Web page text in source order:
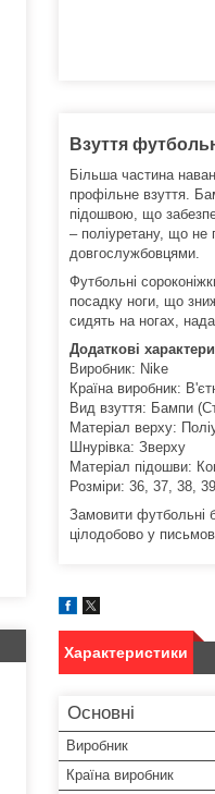
Взуття
Більша частина
профільне взуття.
підошвою, що
– поліуретану, що не
довгослужбовцями.
Футбольні
посадку ноги, що
сидять на ногах,
Додаткові
Виробник: Nike
Країна виробник:
Вид взуття: Бампи
Матеріал верху:
Шнурівка: Зверху
Матеріал підошви:
Розміри: 36, 37, 38,
Замовити футбольні
цілодобово у
Характеристики
Основні
Виробник
Країна виробник